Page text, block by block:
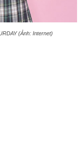
(Ảnh: Internet)